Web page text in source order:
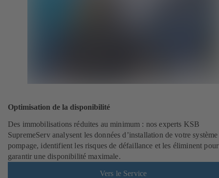
Optimisation de la disponibilité
Des immobilisations réduites au minimum : nos experts KSB
SupremeServ analysent les données d’installation de votre
pompage, identifient les risques de défaillance et les éliminent pour
garantir une disponibilité maximale.
Vers le Service